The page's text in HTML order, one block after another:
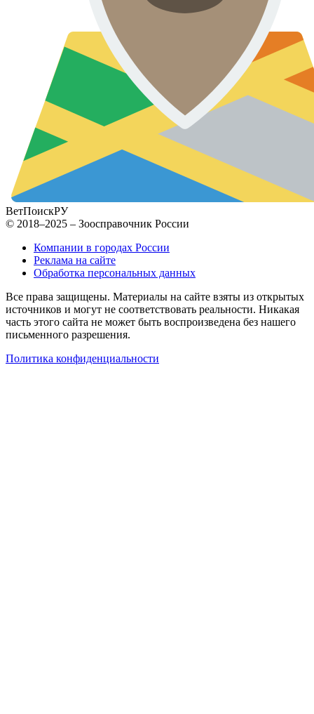
ВетПоискРУ
© 2018–2025 – Зоосправочник России
Компании в городах России
Реклама на сайте
Обработка персональных данных
Все права защищены. Материалы на сайте взяты из открытых
источников и могут не соответствовать реальности. Никакая
часть этого сайта не может быть воспроизведена без нашего
письменного разрешения.
Политика конфиденциальности